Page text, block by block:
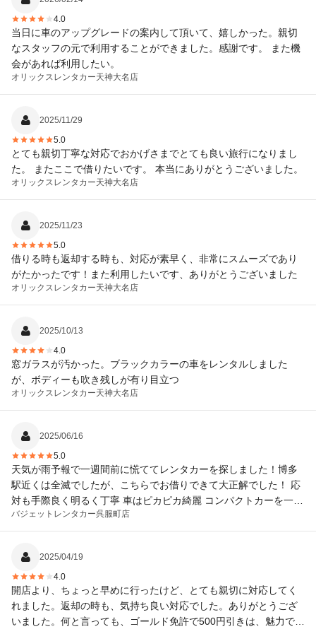
から感謝です
4.0
当日に車のアップグレードの案内して頂いて、嬉しかった。親切
なスタッフの元で利用することができました。感謝です。 また機
会があれば利用したい。
オリックスレンタカー天神大名店
2025/11/29
5.0
とても親切丁寧な対応でおかげさまでとても良い旅行になりまし
た。 またここで借りたいです。 本当にありがとうございました。
オリックスレンタカー天神大名店
2025/11/23
5.0
借りる時も返却する時も、対応が素早く、非常にスムーズであり
がたかったです！また利用したいです、ありがとうございました
オリックスレンタカー天神大名店
2025/10/13
4.0
窓ガラスが汚かった。ブラックカラーの車をレンタルしました
が、ボディーも吹き残しが有り目立つ
オリックスレンタカー天神大名店
2025/06/16
5.0
天気が雨予報で一週間前に慌ててレンタカーを探しました！博多
駅近くは全滅でしたが、こちらでお借りできて大正解でした！ 応
対も手際良く明るく丁寧 車はピカピカ綺麗 コンパクトカーを一日
借りて¥5000かからない安すさ 各方面の駅にも徒歩で行けるので
アクセスも問題ないかと思います
バジェットレンタカー呉服町店
2025/04/19
4.0
開店より、ちょっと早めに行ったけど、とても親切に対応してく
れました。返却の時も、気持ち良い対応でした。ありがとうござ
いました。何と言っても、ゴールド免許で500円引きは、魅力です